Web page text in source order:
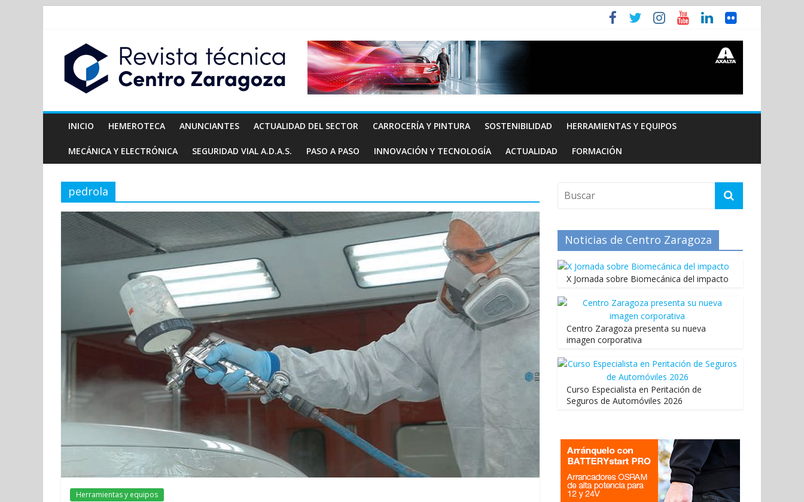
INICIO HEMEROTECA ANUNCIANTES ACTUALIDAD DEL SECTOR CARROCERÍA Y PINTURA SOSTENIBILIDAD HERRAMIENTAS Y EQUIPOS
MECÁNICA Y ELECTRÓNICA SEGURIDAD VIAL A.D.A.S. PASO A PASO INNOVACIÓN Y TECNOLOGÍA ACTUALIDAD FORMACIÓN
pedrola
Herramientas y equipos
Noticias de Centro Zaragoza
X Jornada sobre Biomecánica del impacto
Centro Zaragoza presenta su nueva
imagen corporativa
Curso Especialista en Peritación de
Seguros de Automóviles 2026